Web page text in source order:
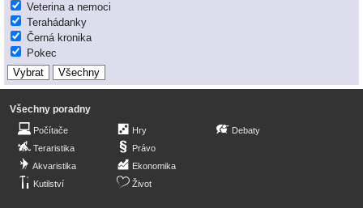
Veterina a nemoci
Terahádanky
Černá kronika
Pokec
Všechny poradny
Počítače
Teraristika
Akvaristika
Kutilství
Hry
Právo
Ekonomika
Život
Debaty